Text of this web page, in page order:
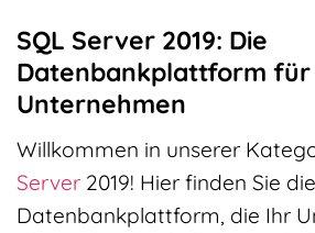
SQL Server 2019: Die
Datenbankplattform
Unternehmen
Willkommen in unserer
Server 2019! Hier finden Sie
Datenbankplattform, die Ihr